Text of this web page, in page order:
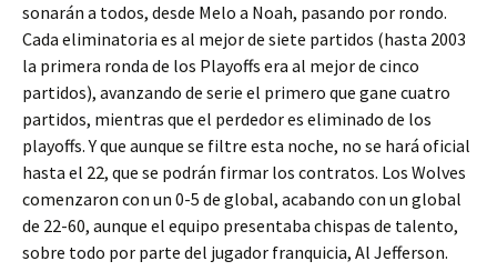
sonarán a todos, desde Melo a Noah, pasando por rondo.
Cada eliminatoria es al mejor de siete partidos (hasta 2003
la primera ronda de los Playoffs era al mejor de cinco
partidos), avanzando de serie el primero que gane cuatro
partidos, mientras que el perdedor es eliminado de los
playoffs. Y que aunque se filtre esta noche, no se hará oficial
hasta el 22, que se podrán firmar los contratos. Los Wolves
comenzaron con un 0-5 de global, acabando con un global
de 22-60, aunque el equipo presentaba chispas de talento,
sobre todo por parte del jugador franquicia, Al Jefferson.